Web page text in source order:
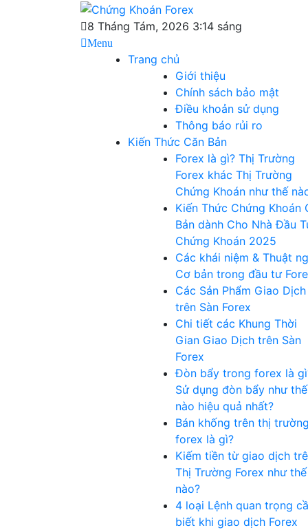
Chứng Khoán
Forex
Blog chia sẻ về Chứng Khoán và Forex
8 Tháng Tám, 2026 3:14 sáng
Menu
Trang chủ
Giới thiệu
Chính sách bảo mật
Điều khoản sử dụng
Thông báo rủi ro
Kiến Thức Căn Bản
Forex là gì? Thị Trường
Forex khác Thị Trường
Chứng Khoán như thế
Kiến Thức Chứng Khoán
Bản dành Cho Nhà Đầu
Chứng Khoán 2025
Các khái niệm & Thuật
Cơ bản trong đầu tư
Các Sản Phẩm Giao Dịch
trên Sàn Forex
Chi tiết các Khung Thời
Gian Giao Dịch trên Sàn
Forex
Đòn bẩy trong forex là
Sử dụng đòn bẩy như thế
nào hiệu quả nhất?
Bán khống trên thị trường
forex là gì?
Kiếm tiền từ giao dịch
Thị Trường Forex như thế
nào?
4 loại Lệnh quan trọng
biết khi giao dịch Forex